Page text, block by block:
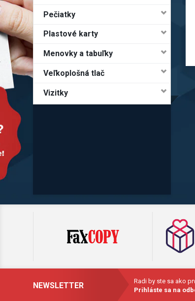
Pečiatky
Plastové karty
Menovky a tabuľky
Veľkoplošná tlač
Vizitky
NEWSLETTER
Radi by ste sa ako
Prihláste sa na